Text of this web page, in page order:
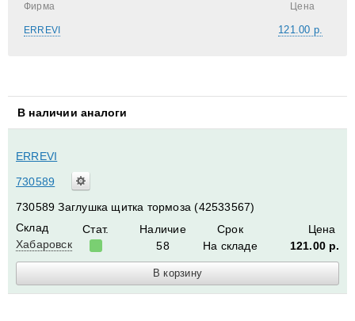
Фирма Цена
ERREVI 121.00 р.
В наличии аналоги
ERREVI
730589
730589 Заглушка щитка тормоза (42533567)
Склад
Хабаровск
Стат.
Наличие
58
Срок
На складе
Цена
121.00 р.